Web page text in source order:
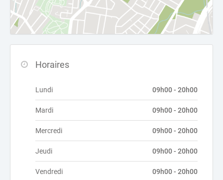
Horaires
Lundi 09h00 - 20h00
Mardi 09h00 - 20h00
Mercredi 09h00 - 20h00
Jeudi 09h00 - 20h00
Vendredi 09h00 - 20h00